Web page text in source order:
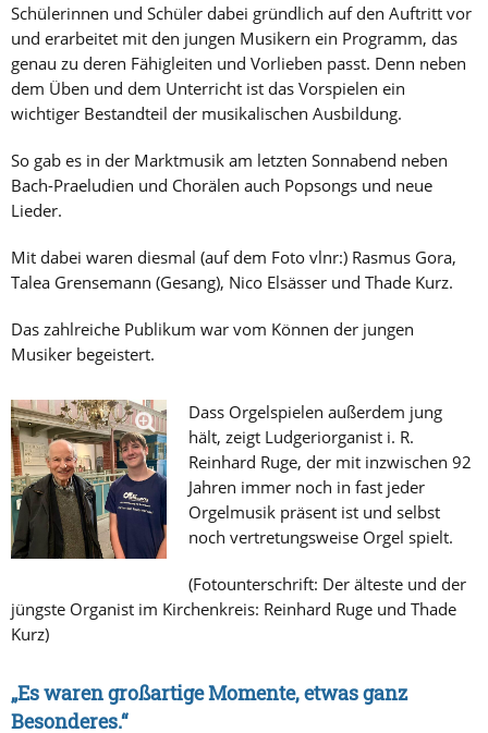
Schülerinnen und Schüler dabei gründlich auf den Auftritt vor
und erarbeitet mit den jungen Musikern ein Programm, das
genau zu deren Fähigleiten und Vorlieben passt. Denn neben
dem Üben und dem Unterricht ist das Vorspielen ein
wichtiger Bestandteil der musikalischen Ausbildung.
So gab es in der Marktmusik am letzten Sonnabend neben
Bach-Praeludien und Chorälen auch Popsongs und neue
Lieder.
Mit dabei waren diesmal (auf dem Foto vlnr:) Rasmus Gora,
Talea Grensemann (Gesang), Nico Elsässer und Thade Kurz.
Das zahlreiche Publikum war vom Können der jungen
Musiker begeistert.
Dass Orgelspielen außerdem jung
hält, zeigt Ludgeriorganist i. R.
Reinhard Ruge, der mit inzwischen 92
Jahren immer noch in fast jeder
Orgelmusik präsent ist und selbst
noch vertretungsweise Orgel spielt.
(Fotounterschrift: Der älteste und der
jüngste Organist im Kirchenkreis: Reinhard Ruge und Thade
Kurz)
„Es waren großartige Momente, etwas ganz
Besonderes.“